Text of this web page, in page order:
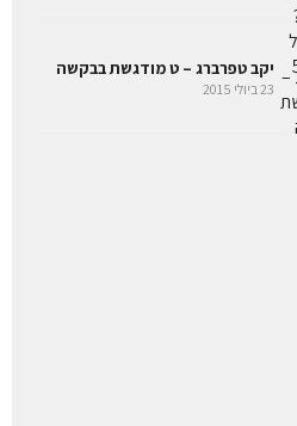
יקב טפרברג – ט מודגשת בבקשה
23 ביולי 2015